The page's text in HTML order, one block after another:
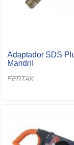
Adaptador SDS
Mandril
FERTAK